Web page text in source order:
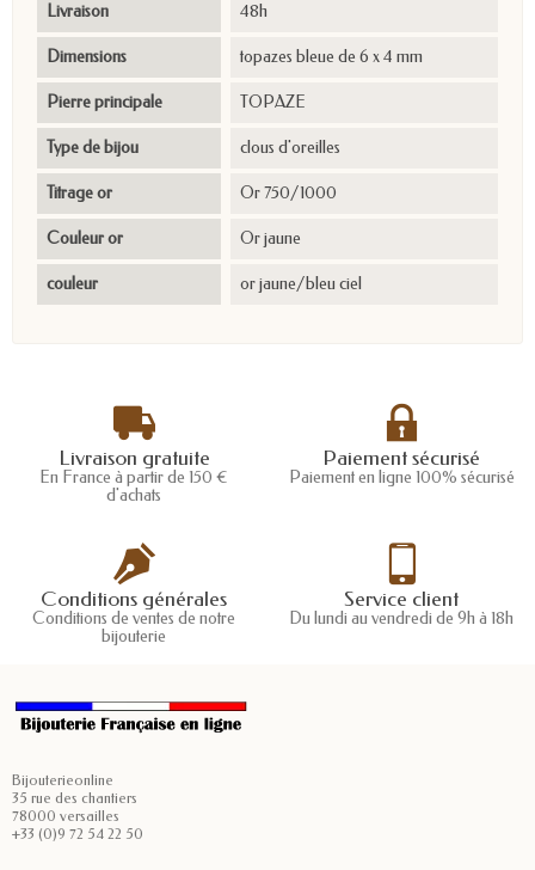
Livraison 48h
Dimensions topazes bleue de 6 x 4 mm
Pierre principale TOPAZE
Type de bijou clous d'oreilles
Titrage or Or 750/1000
Couleur or Or jaune
couleur or jaune/bleu ciel
Livraison gratuite
En France à partir de 150 €
d'achats
Paiement sécurisé
Paiement en ligne 100% sécurisé
Conditions générales
Conditions de ventes de notre
bijouterie
Service client
Du lundi au vendredi de 9h à 18h
Bijouterieonline
35 rue des chantiers
78000 versailles
+33 (0)9 72 54 22 50